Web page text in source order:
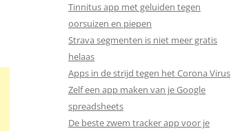
Tinnitus app met geluiden tegen
oorsuizen en piepen
Strava segmenten is niet meer gratis
helaas
Apps in de strijd tegen het Corona Virus
Zelf een app maken van je Google
spreadsheets
De beste zwem tracker app voor je